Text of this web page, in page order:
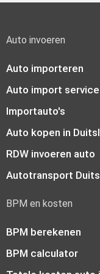
Auto invoeren
Auto importeren
Auto import
Importauto's
Auto kopen in
RDW invoeren auto
Autotransport
BPM en kosten
BPM berekenen
BPM calculator